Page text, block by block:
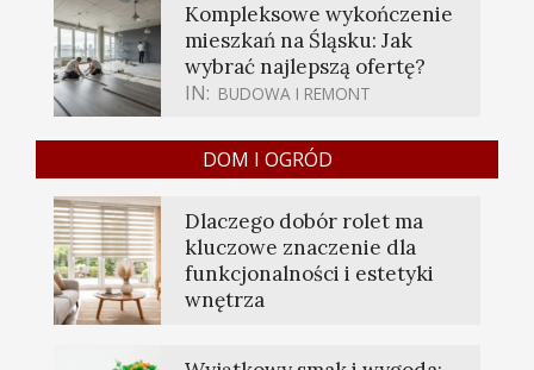
Kompleksowe wykończenie
mieszkań na Śląsku: Jak
wybrać najlepszą ofertę?
IN: BUDOWA I REMONT
DOM I OGRÓD
Dlaczego dobór rolet ma
kluczowe znaczenie dla
funkcjonalności i estetyki
wnętrza